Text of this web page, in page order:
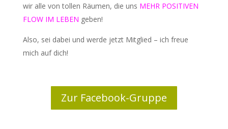
wir alle von tollen Räumen, die uns MEHR POSITIVEN
FLOW IM LEBEN geben!
Also, sei dabei und werde jetzt Mitglied – ich freue
mich auf dich!
Zur Facebook-Gruppe